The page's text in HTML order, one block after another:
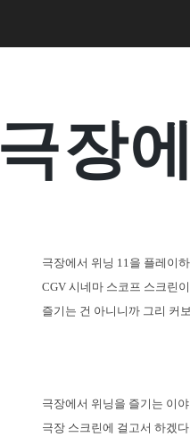
극장
극장에서 위닝 11을 플레이
CGV 시네마 스코프 스크린
즐기는 건 아니니까 그리 커
극장에서 위닝을 즐기는 이
극장 스크린에 걸고서 하겠